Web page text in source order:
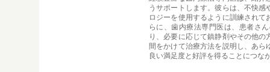
うサポートします。彼らは、不快
ロジーを使用するように訓練され
らに、歯内療法専門医は、患者さ
り、必要に応じて鎮静剤やその他
間をかけて治療方法を説明し、あ
良い満足度と好評を得ることにつな